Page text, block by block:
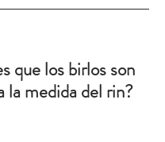
que los birlos son
la medida del rin?